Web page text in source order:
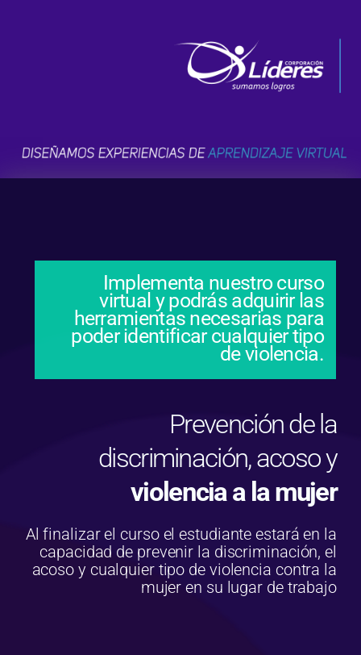
Implementa nuestro curso
virtual y podrás adquirir las
herramientas necesarias para
poder identificar cualquier tipo
de violencia.
Prevención de la
discriminación, acoso y
violencia a la mujer
Al finalizar el curso el estudiante estará en la
capacidad de prevenir la discriminación, el
acoso y cualquier tipo de violencia contra la
mujer en su lugar de trabajo